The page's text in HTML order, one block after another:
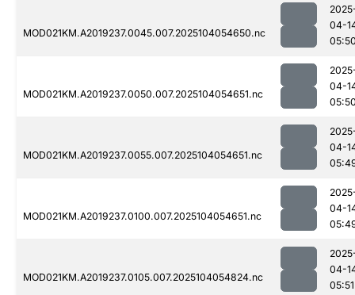
MOD021KM.A2019237.0045.007.2025104054650.nc
04-
MOD021KM.A2019237.0050.007.2025104054651.nc
04-
MOD021KM.A2019237.0055.007.2025104054651.nc
04-
MOD021KM.A2019237.0100.007.2025104054651.nc
04-
MOD021KM.A2019237.0105.007.2025104054824.nc
04-
05:51